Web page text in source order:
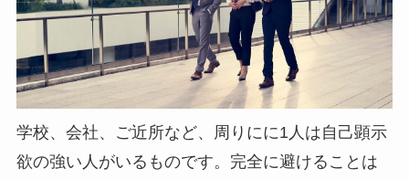
学校、会社、ご近所など、周りにに1人は自己顕示
欲の強い人がいるものです。完全に避けることは